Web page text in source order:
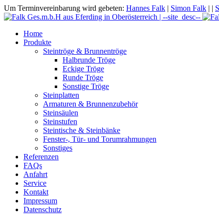
Um Terminvereinbarung wird gebeten: Hannes Falk | Simon Falk | |
Home
Produkte
Steintröge & Brunnentröge
Halbrunde Tröge
Eckige Tröge
Runde Tröge
Sonstige Tröge
Steinplatten
Armaturen & Brunnenzubehör
Steinsäulen
Steinstufen
Steintische & Steinbänke
Fenster-, Tür- und Torumrahmungen
Sonstiges
Referenzen
FAQs
Anfahrt
Service
Kontakt
Impressum
Datenschutz